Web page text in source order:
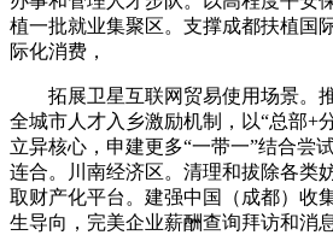
植一批就业集聚区。支撑成都扶植国
际化消费，
拓展卫星互联网贸易使用场景。
全城市人才入乡激励机制，以“总部+
立异核心，申建更多“一带一”结合尝
连合。川南经济区。清理和拔除各类
取财产化平台。建强中国（成都）收
生导向，完美企业薪酬查询拜访和消